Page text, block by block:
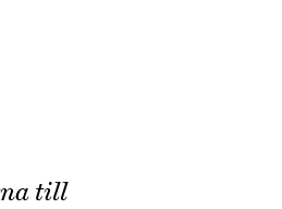
till